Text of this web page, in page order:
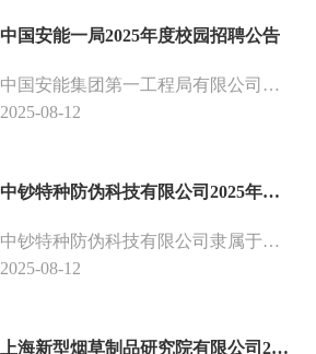
中国安能一局2025年度校园招聘公告
中国安能集团第一工程局有限公司（简称“中国安能一局”），是国务院国资委直管的中央企业——中国安能建设集团有限公司的全资子公司，前身为中国人民武装警察部队水电第一总队。2018年根据党中央决定，改编为非现役专业队伍，履行应急救援和工程建设双重职能。
2025-08-12
中钞特种防伪科技有限公司2025年招聘公告
中钞特种防伪科技有限公司隶属于中国人民银行所属中国印钞造币集团有限公司，是国家级高新技术企业，国家唯一法定的从事人民币防伪安全线、银联标、签名条等特种高科技防伪产品的研制与生产企业。作为世界上规模最大的安全线生产企业，中钞防伪公司一直致力于为钞票印制提供光学防伪、磁性机读等技术及产品服务，在国际光学防伪领域占据重要的地位。
2025-08-12
上海新型烟草制品研究院有限公司2025年招聘公告